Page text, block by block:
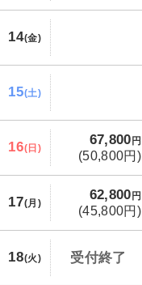
14(金)
15(土)
16(日)
67,800 円
(50,800円)
17(月)
62,800 円
(45,800円)
18(火) 受付終了